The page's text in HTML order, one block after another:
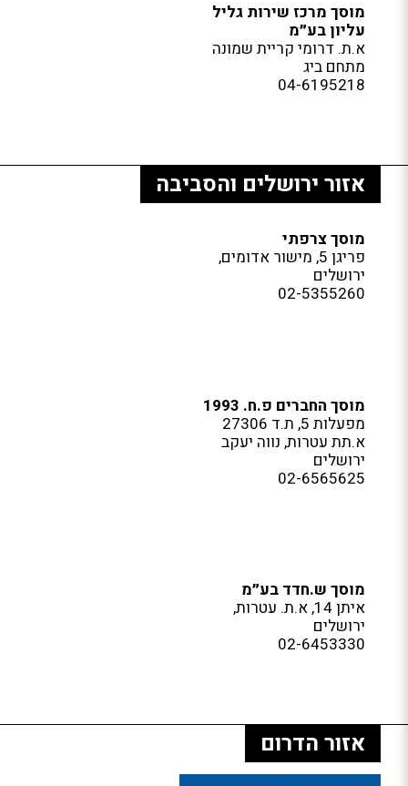
מוסך מרכז שירות גליל
עליון בע״מ
א.ת. דרומי קריית שמונה
מתחם ביג
04-6195218
אזור ירושלים והסביבה
מוסך צרפתי
פריגן 5, מישור אדומים,
ירושלים
02-5355260
מוסך החברים פ.ח. 1993
מפעלות 5, ת.ד 27306
א.תת עטרות, נווה יעקב
ירושלים
02-6565625
מוסך ש.חדד בע״מ
איתן 14, א.ת. עטרות,
ירושלים
02-6453330
אזור הדרום